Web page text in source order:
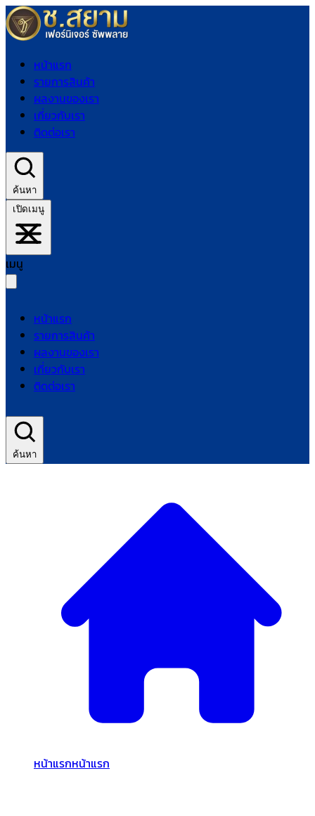
หน้าแรก
รายการสินค้า
ผลงานของเรา
เกี่ยวกับเรา
ติดต่อเรา
ค้นหา
เปิดเมนู
เมนู
หน้าแรก
รายการสินค้า
ผลงานของเรา
เกี่ยวกับเรา
ติดต่อเรา
ค้นหา
หน้าแรกหน้าแรก